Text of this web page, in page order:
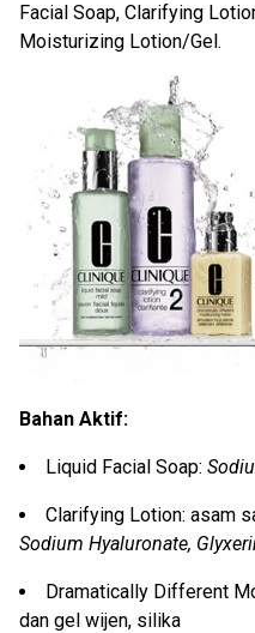
Facial Soap, Clarifying
Moisturizing Lotion/Gel.
Bahan Aktif:
Liquid Facial Soap:
Clarifying Lotion: asam
Sodium Hyaluronate,
Dramatically Different
dan gel wijen, silika